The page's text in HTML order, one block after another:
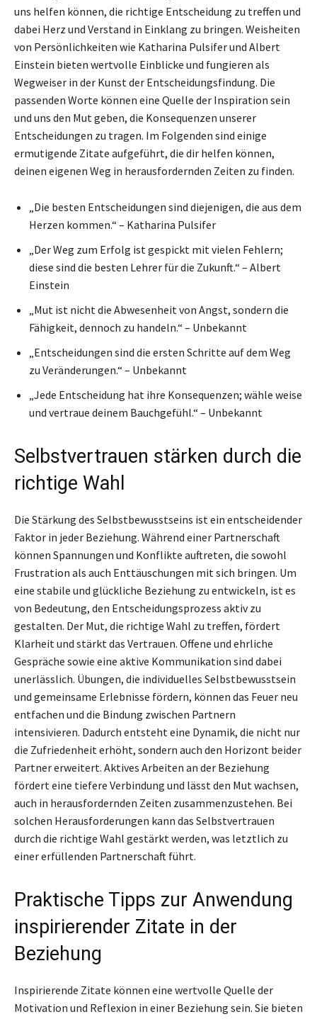
uns helfen können, die richtige Entscheidung zu treffen und
dabei Herz und Verstand in Einklang zu bringen. Weisheiten
von Persönlichkeiten wie Katharina Pulsifer und Albert
Einstein bieten wertvolle Einblicke und fungieren als
Wegweiser in der Kunst der Entscheidungsfindung. Die
passenden Worte können eine Quelle der Inspiration sein
und uns den Mut geben, die Konsequenzen unserer
Entscheidungen zu tragen. Im Folgenden sind einige
ermutigende Zitate aufgeführt, die dir helfen können,
deinen eigenen Weg in herausfordernden Zeiten zu finden.
„Die besten Entscheidungen sind diejenigen, die aus dem
Herzen kommen.“ – Katharina Pulsifer
„Der Weg zum Erfolg ist gespickt mit vielen Fehlern;
diese sind die besten Lehrer für die Zukunft.“ – Albert
Einstein
„Mut ist nicht die Abwesenheit von Angst, sondern die
Fähigkeit, dennoch zu handeln.“ – Unbekannt
„Entscheidungen sind die ersten Schritte auf dem Weg
zu Veränderungen.“ – Unbekannt
„Jede Entscheidung hat ihre Konsequenzen; wähle weise
und vertraue deinem Bauchgefühl.“ – Unbekannt
Selbstvertrauen stärken durch die
richtige Wahl
Die Stärkung des Selbstbewusstseins ist ein entscheidender
Faktor in jeder Beziehung. Während einer Partnerschaft
können Spannungen und Konflikte auftreten, die sowohl
Frustration als auch Enttäuschungen mit sich bringen. Um
eine stabile und glückliche Beziehung zu entwickeln, ist es
von Bedeutung, den Entscheidungsprozess aktiv zu
gestalten. Der Mut, die richtige Wahl zu treffen, fördert
Klarheit und stärkt das Vertrauen. Offene und ehrliche
Gespräche sowie eine aktive Kommunikation sind dabei
unerlässlich. Übungen, die individuelles Selbstbewusstsein
und gemeinsame Erlebnisse fördern, können das Feuer neu
entfachen und die Bindung zwischen Partnern
intensivieren. Dadurch entsteht eine Dynamik, die nicht nur
die Zufriedenheit erhöht, sondern auch den Horizont beider
Partner erweitert. Aktives Arbeiten an der Beziehung
fördert eine tiefere Verbindung und lässt den Mut wachsen,
auch in herausfordernden Zeiten zusammenzustehen. Bei
solchen Herausforderungen kann das Selbstvertrauen
durch die richtige Wahl gestärkt werden, was letztlich zu
einer erfüllenden Partnerschaft führt.
Praktische Tipps zur Anwendung
inspirierender Zitate in der
Beziehung
Inspirierende Zitate können eine wertvolle Quelle der
Motivation und Reflexion in einer Beziehung sein. Sie bieten